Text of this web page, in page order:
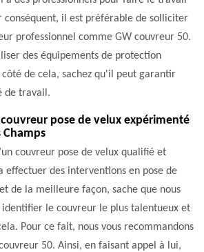
conséquent, il est préférable de solliciter
professionnel comme GW couvreur 50.
des équipements de protection
côté de cela, sachez qu'il peut garantir
de travail.
pose de velux expérimenté
couvreur pose de velux qualifié et
effectuer des interventions en pose de
de la meilleure façon, sache que nous
identifier le couvreur le plus talentueux et
Pour ce fait, nous vous recommandons
50. Ainsi, en faisant appel à lui,